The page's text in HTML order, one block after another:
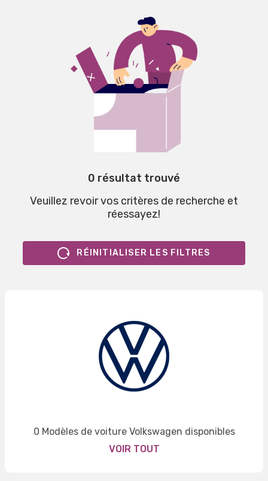
0 résultat trouvé
Veuillez revoir vos critères de recherche et
réessayez!
RÉINITIALISER LES FILTRES
0 Modèles de voiture Volkswagen disponibles
VOIR TOUT